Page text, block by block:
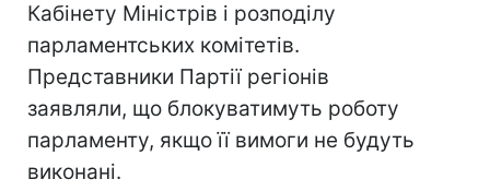
Кабінету Міністрів і розподілу
парламентських комітетів.
Представники Партії регіонів
заявляли, що блокуватимуть роботу
парламенту, якщо її вимоги не будуть
виконані.